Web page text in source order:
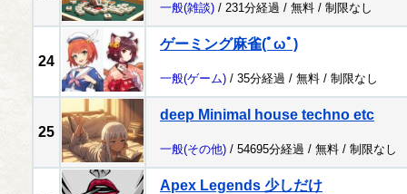
一般(雑談) / 231分経過 / 無料 / 制限なし
24
ゲーミング麻雀(ﾟωﾟ)
一般(ゲーム) / 35分経過 / 無料 / 制限なし
25
deep Minimal house techno etc
一般(その他) / 54695分経過 / 無料 / 制限なし
Apex Legends 少しだけ